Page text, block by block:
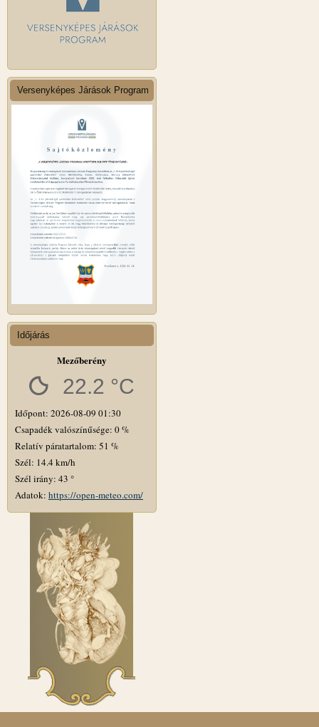
Versenyképes Járások Program
Időjárás
Mezőberény
22.2 °C
Időpont: 2026-08-09 01:30
Csapadék valószínűsége: 0 %
Relatív páratartalom: 51 %
Szél: 14.4 km/h
Szél irány: 43 °
Adatok: https://open-meteo.com/